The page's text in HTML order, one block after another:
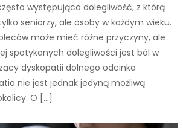
występująca dolegliwość, z którą
seniorzy, ale osoby w każdym wieku.
może mieć różne przyczyny, ale
spotykanych dolegliwości jest ból w
dyskopatii dolnego odcinka
nie jest jednak jedyną możliwą
O […]